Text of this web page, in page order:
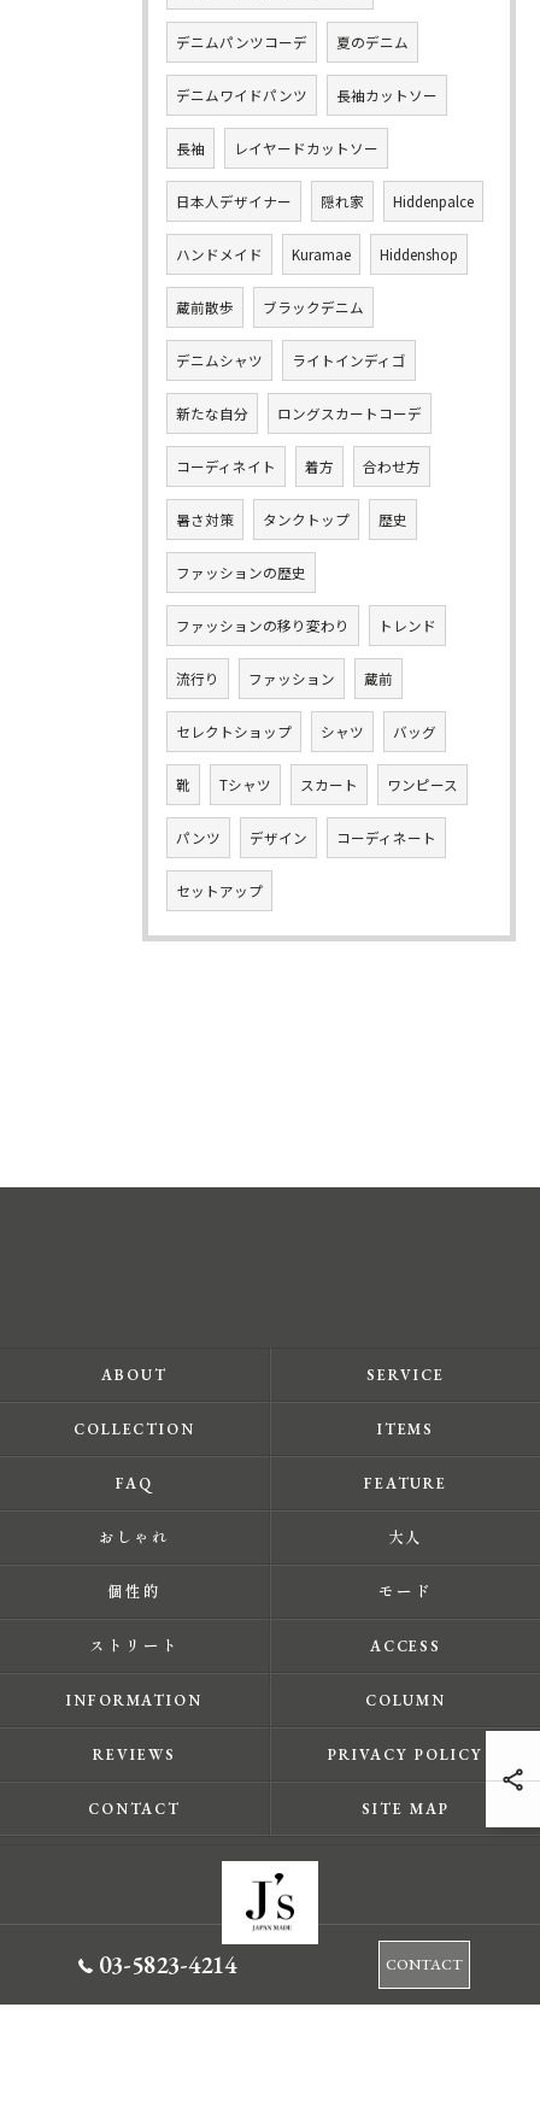
デニムパンツコーデ 夏のデニム
デニムワイドパンツ 長袖カットソー
長袖 レイヤードカットソー
日本人デザイナー 隠れ家 Hiddenpalce
ハンドメイド Kuramae Hiddenshop
蔵前散歩 ブラックデニム
デニムシャツ ライトインディゴ
新たな自分 ロングスカートコーデ
コーディネイト 着方 合わせ方
暑さ対策 タンクトップ 歴史
ファッションの歴史
ファッションの移り変わり トレンド
流行り ファッション 蔵前
セレクトショップ シャツ バッグ
靴 Tシャツ スカート ワンピース
パンツ デザイン コーディネート
セットアップ
03-5823-4214 CONTACT
ABOUT SERVICE
COLLECTION ITEMS
FAQ FEATURE
おしゃれ 大人
個性的 モード
ストリート ACCESS
INFORMATION COLUMN
REVIEWS PRIVACY POLICY
CONTACT SITE MAP
© 2026 東京都蔵前のセレクトショップならJ's ALL RIGHTS RESERVED.